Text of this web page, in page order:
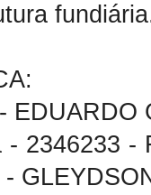
EDUARDO
- 2346233